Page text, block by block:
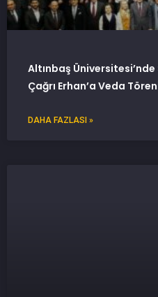
Altınbaş Üniversitesi’nde
Çağrı Erhan’a Veda
DAHA FAZLASI »